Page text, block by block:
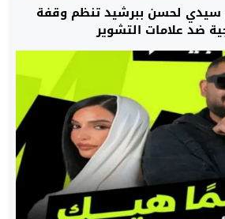
سيدي لحسن ببرشيد تنظم وقفة
ضد علامات التشوير